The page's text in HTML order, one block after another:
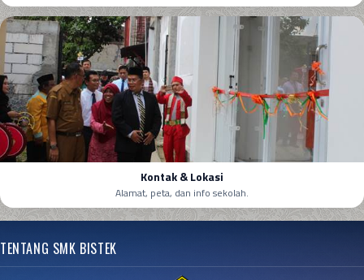
Kontak & Lokasi
Alamat, peta, dan info sekolah.
TENTANG SMK BISTEK